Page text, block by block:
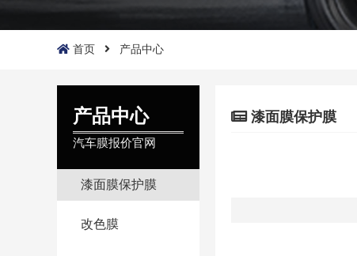
首页 产品中心
产品中心
汽车膜报价官网
漆面膜保护膜
改色膜
漆面膜保护膜